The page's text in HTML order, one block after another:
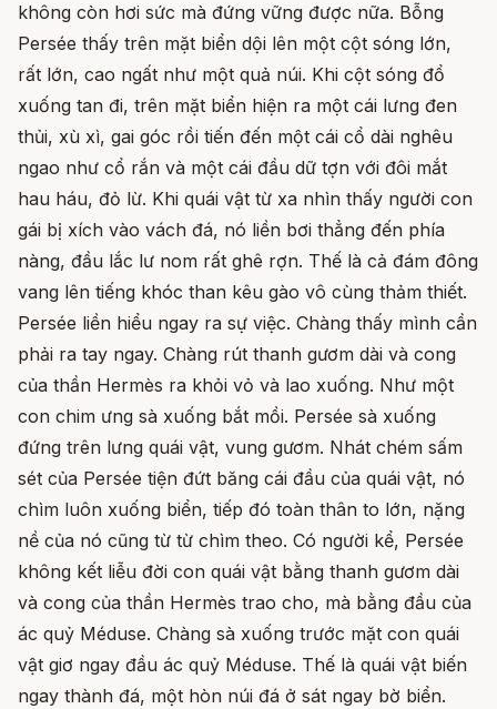
không còn hơi sức mà đứng vững được nữa. Bỗng
Persée thấy trên mặt biển dội lên một cột sóng lớn,
rất lớn, cao ngất như một quả núi. Khi cột sóng đổ
xuống tan đi, trên mặt biển hiện ra một cái lưng đen
thủi, xù xì, gai góc rồi tiến đến một cái cổ dài nghêu
ngao như cổ rắn và một cái đầu dữ tợn với đôi mắt
hau háu, đỏ lừ. Khi quái vật từ xa nhìn thấy người con
gái bị xích vào vách đá, nó liền bơi thẳng đến phía
nàng, đầu lắc lư nom rất ghê rợn. Thế là cả đám đông
vang lên tiếng khóc than kêu gào vô cùng thảm thiết.
Persée liền hiểu ngay ra sự việc. Chàng thấy mình cần
phải ra tay ngay. Chàng rút thanh gươm dài và cong
của thần Hermès ra khỏi vỏ và lao xuống. Như một
con chim ưng sà xuống bắt mồi. Persée sà xuống
đứng trên lưng quái vật, vung gươm. Nhát chém sấm
sét của Persée tiện đứt băng cái đầu của quái vật, nó
chìm luôn xuống biển, tiếp đó toàn thân to lớn, nặng
nề của nó cũng từ từ chìm theo. Có người kể, Persée
không kết liễu đời con quái vật bằng thanh gươm dài
và cong của thần Hermès trao cho, mà bằng đầu của
ác quỷ Méduse. Chàng sà xuống trước mặt con quái
vật giơ ngay đầu ác quỷ Méduse. Thế là quái vật biến
ngay thành đá, một hòn núi đá ở sát ngay bờ biển.